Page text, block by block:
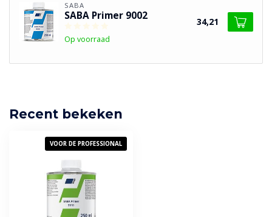
SABA
SABA Primer 9002
Op voorraad
34,21
Recent bekeken
VOOR DE PROFESSIONAL